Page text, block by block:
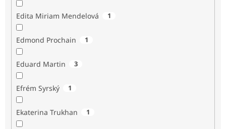
Edita Miriam Mendelová 1
Edmond Prochain 1
Eduard Martin 3
Efrém Syrský 1
Ekaterina Trukhan 1